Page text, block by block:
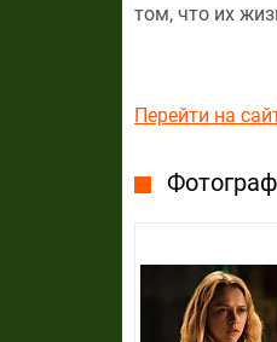
том, что их
Перейти на